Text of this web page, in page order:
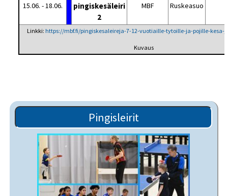
15.06. - 18.06.
pingiskesäleiri
2
MBF Ruskeasuo
Linkki: https://mbf.fi/pingiskesaleireja-7-12-vuotiaille-tytoille-ja-pojille-kesa-
Kuvaus
Pingisleirit